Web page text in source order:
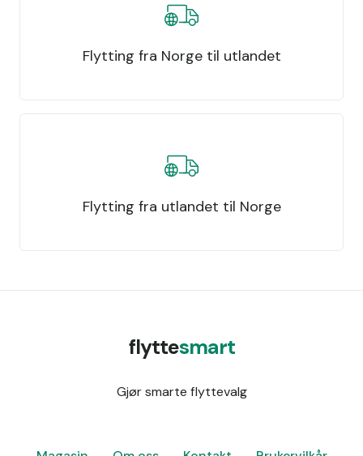
Flytting fra Norge til utlandet
Flytting fra utlandet til Norge
flyttesmart
Gjør smarte flyttevalg